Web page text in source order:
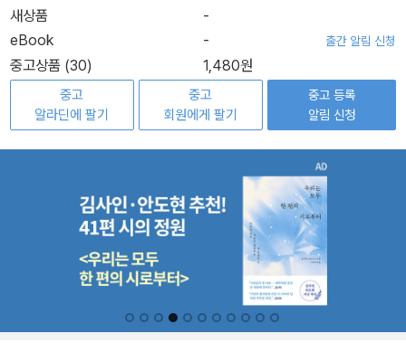
새상품
-
eBook
- 출간 알림 신청
중고상품 (30) 1,480원
중고
알라딘에 팔기
중고
회원에게 팔기
중고 등록
알림 신청